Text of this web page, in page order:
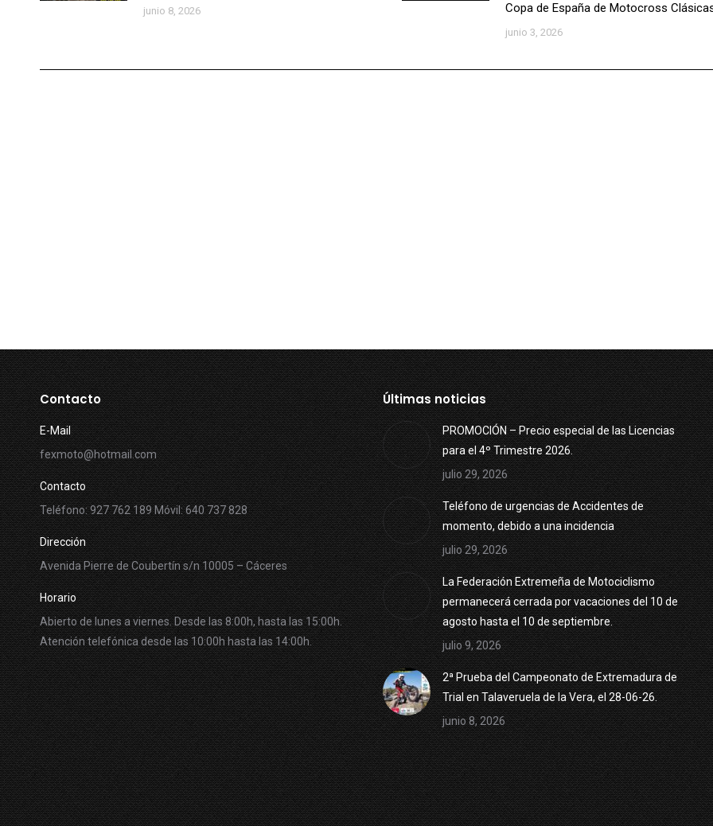
junio 8, 2026
Copa de España de Motocross
junio 3, 2026
Contacto
E-Mail
fexmoto@hotmail.com
Contacto
Teléfono: 927 762 189 Móvil: 640 737 828
Dirección
Avenida Pierre de Coubertín s/n 10005 – Cáceres
Horario
Abierto de lunes a viernes. Desde las 8:00h, hasta las 15:00h.
Atención telefónica desde las 10:00h hasta las 14:00h.
Últimas noticias
PROMOCIÓN – Precio especial de las Licencias
para el 4º Trimestre 2026.
julio 29, 2026
Teléfono de urgencias de Accidentes de
momento, debido a una incidencia
julio 29, 2026
La Federación Extremeña de Motociclismo
permanecerá cerrada por vacaciones del 10 de
agosto hasta el 10 de septiembre.
julio 9, 2026
2ª Prueba del Campeonato de Extremadura de
Trial en Talaveruela de la Vera, el 28-06-26.
junio 8, 2026